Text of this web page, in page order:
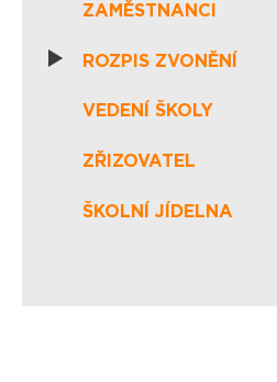
ZAMĚSTNANCI
ROZPIS ZVONĚNÍ
VEDENÍ ŠKOLY
ZŘIZOVATEL
ŠKOLNÍ JÍDELNA